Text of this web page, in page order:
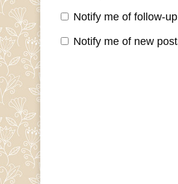
Notify me of follow-
Notify me of new